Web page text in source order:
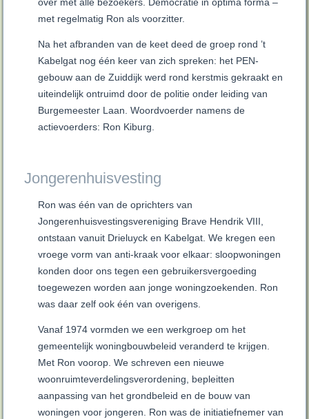
over met alle bezoekers. Democratie in optima forma –
met regelmatig Ron als voorzitter.
Na het afbranden van de keet deed de groep rond ’t
Kabelgat nog één keer van zich spreken: het PEN-
gebouw aan de Zuiddijk werd rond kerstmis gekraakt en
uiteindelijk ontruimd door de politie onder leiding van
Burgemeester Laan. Woordvoerder namens de
actievoerders: Ron Kiburg.
Jongerenhuisvesting
Ron was één van de oprichters van
Jongerenhuisvestingsvereniging Brave Hendrik VIII,
ontstaan vanuit Drieluyck en Kabelgat. We kregen een
vroege vorm van anti-kraak voor elkaar: sloopwoningen
konden door ons tegen een gebruikersvergoeding
toegewezen worden aan jonge woningzoekenden. Ron
was daar zelf ook één van overigens.
Vanaf 1974 vormden we een werkgroep om het
gemeentelijk woningbouwbeleid veranderd te krijgen.
Met Ron voorop. We schreven een nieuwe
woonruimteverdelingsverordening, bepleitten
aanpassing van het grondbeleid en de bouw van
woningen voor jongeren. Ron was de initiatiefnemer van